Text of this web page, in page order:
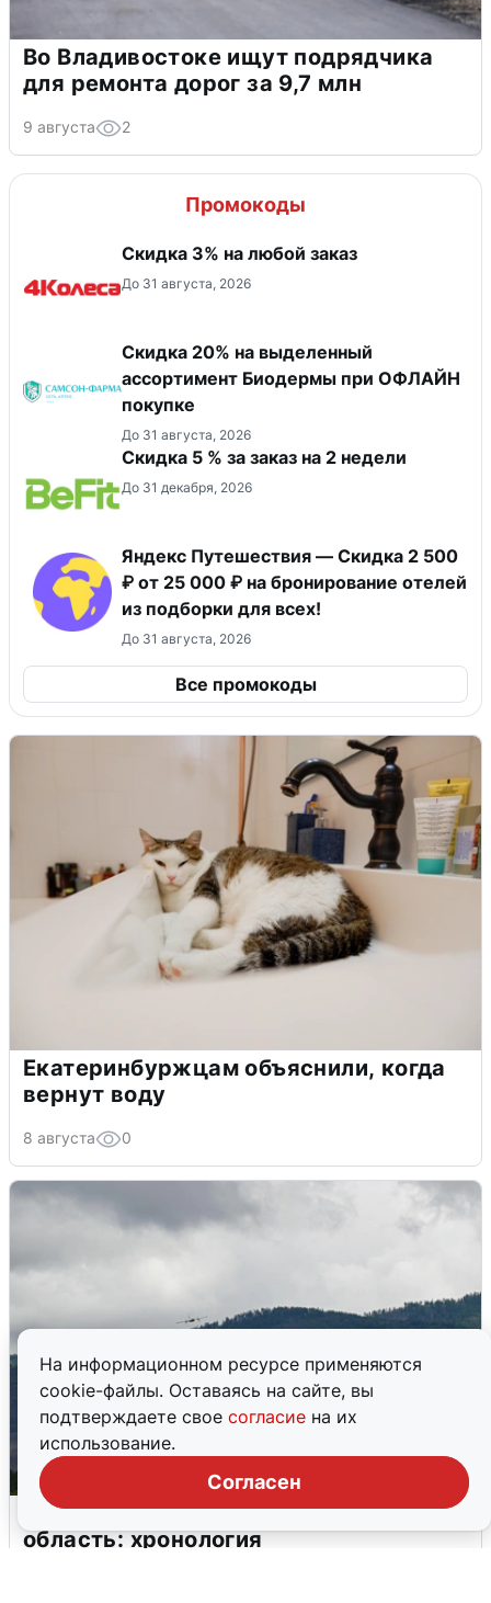
На информационном ресурсе применяются
cookie-файлы. Оставаясь на сайте, вы
подтверждаете свое согласие на их
использование.
Согласен
Во Владивостоке ищут подрядчика
для ремонта дорог за 9,7 млн
9 августа 2
Промокоды
Скидка 3% на любой заказ
До 31 августа, 2026
Скидка 20% на выделенный
ассортимент Биодермы при ОФЛАЙН
покупке
До 31 августа, 2026
Скидка 5 % за заказ на 2 недели
До 31 декабря, 2026
Яндекс Путешествия — Скидка 2 500
₽ от 25 000 ₽ на бронирование отелей
из подборки для всех!
До 31 августа, 2026
Все промокоды
Екатеринбуржцам объяснили, когда
вернут воду
8 августа 0
Ночная атака БПЛА на Самарскую
область: хронология